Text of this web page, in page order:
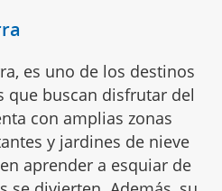
es uno de los destinos
buscan disfrutar del
con amplias zonas
y jardines de nieve
aprender a esquiar de